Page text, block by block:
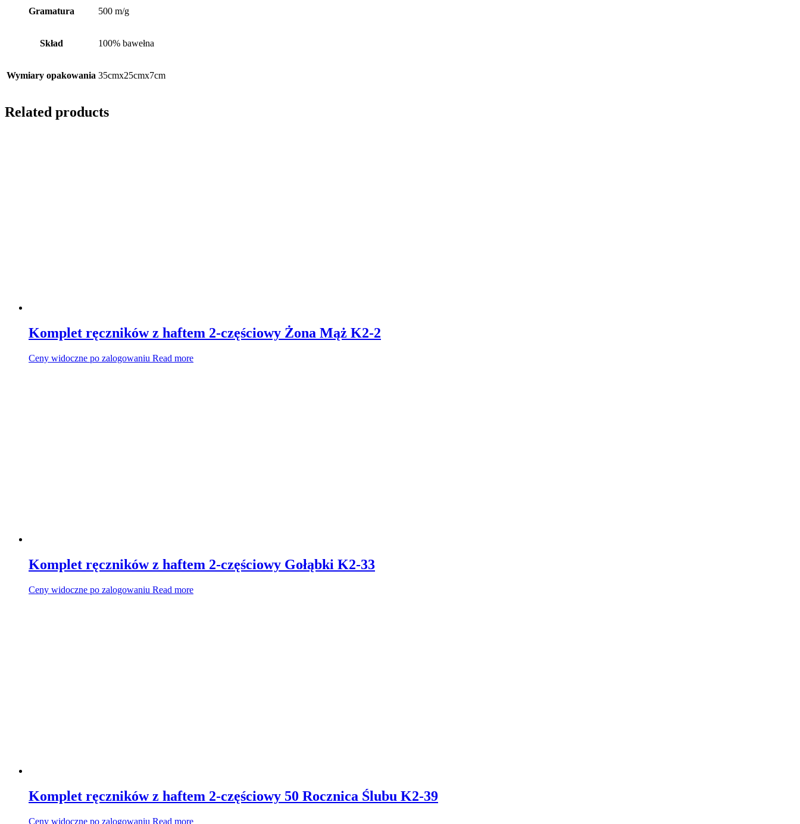
Gramatura 500 m/g
Skład 100% bawełna
Wymiary opakowania 35cmx25cmx7cm
Related products
Komplet ręczników z haftem 2-częściowy Żona Mąż K2-2
Ceny widoczne po zalogowaniu Read more
Komplet ręczników z haftem 2-częściowy Gołąbki K2-33
Ceny widoczne po zalogowaniu Read more
Komplet ręczników z haftem 2-częściowy 50 Rocznica Ślubu K2-39
Ceny widoczne po zalogowaniu Read more